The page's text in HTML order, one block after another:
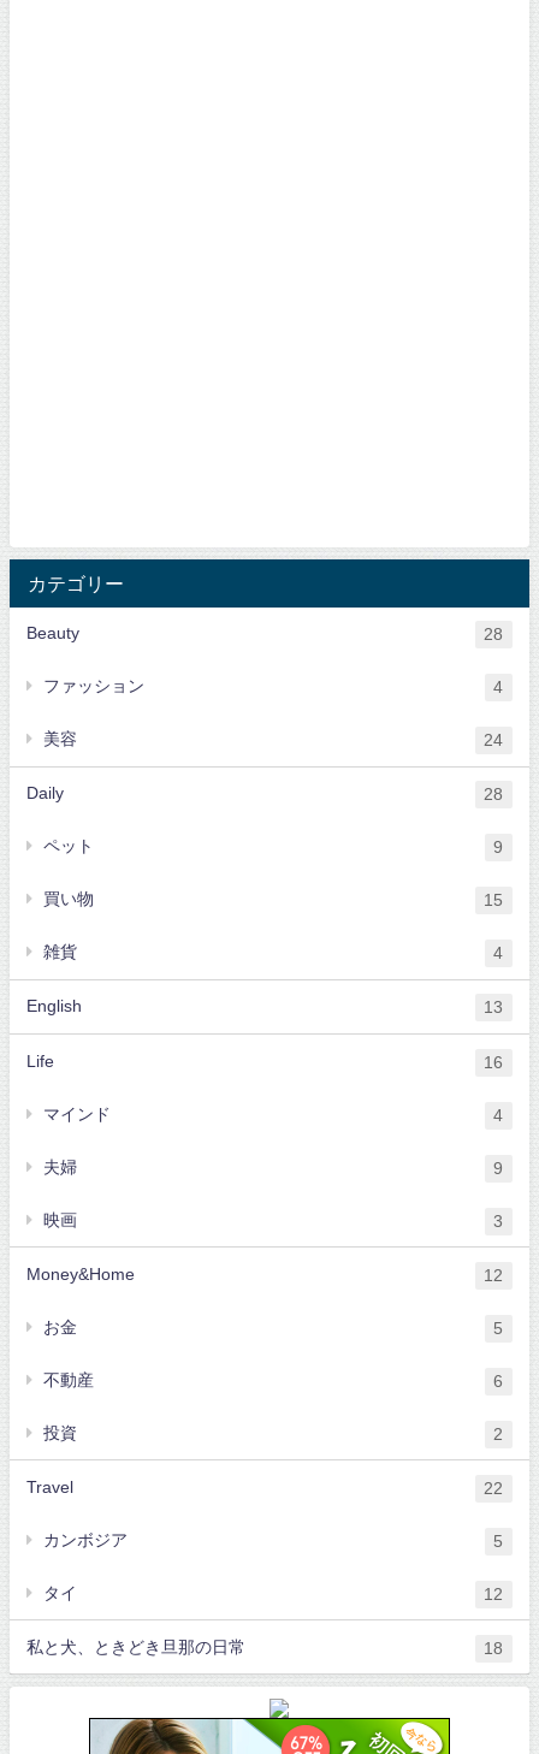
カテゴリー
Beauty 28
ファッション 4
美容 24
Daily 28
ペット 9
買い物 15
雑貨 4
English 13
Life 16
マインド 4
夫婦 9
映画 3
Money&Home 12
お金 5
不動産 6
投資 2
Travel 22
カンボジア 5
タイ 12
私と犬、ときどき旦那の日常 18